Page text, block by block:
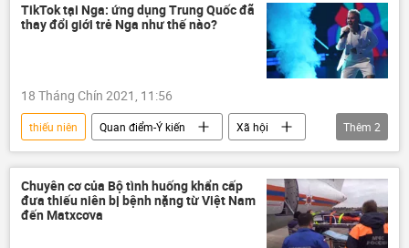
TikTok tại Nga: ứng dụng Trung Quốc đã
thay đổi giới trẻ Nga như thế nào?
18 Tháng Chín 2021, 11:56
thiếu niên Quan điểm-Ý kiến
Xã hội
Liên bang Nga
Trung Quốc
Thêm 2
Chuyên cơ của Bộ tình huống khẩn cấp
đưa thiếu niên bị bệnh nặng từ Việt Nam
đến Matxcơva